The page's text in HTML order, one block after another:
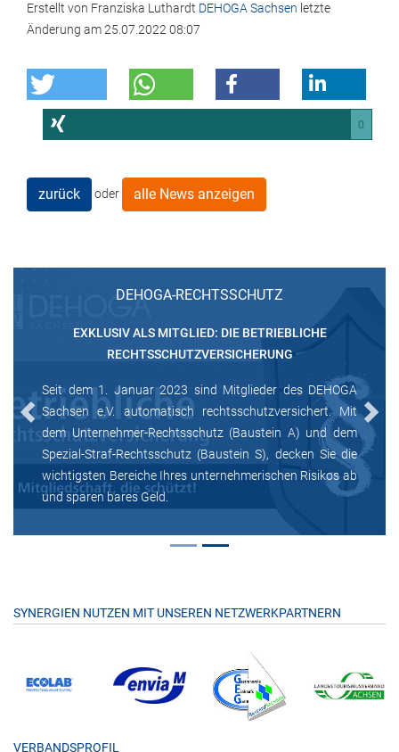
Erstellt von Franziska Luthardt DEHOGA Sachsen letzte
Änderung am25.07.2022 08:07
0
zurück oder alle News anzeigen
DEHOGA-RECHTSSCHUTZ
EXKLUSIV ALS MITGLIED: DIE BETRIEBLICHE
RECHTSSCHUTZVERSICHERUNG
Seit dem 1. Januar 2023 sind Mitglieder des DEHOGA
Sachsen e.V. automatisch rechtsschutzversichert. Mit
dem Unternehmer-Rechtsschutz (Baustein A) und dem
Spezial-Straf-Rechtsschutz (Baustein S), decken Sie die
wichtigsten Bereiche Ihres unternehmerischen Risikos ab
und sparen bares Geld.
Previous Next
SYNERGIEN NUTZEN MIT UNSEREN NETZWERKPARTNERN
VERBANDSPROFIL